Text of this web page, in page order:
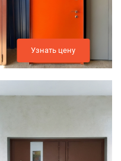
Узнать цену